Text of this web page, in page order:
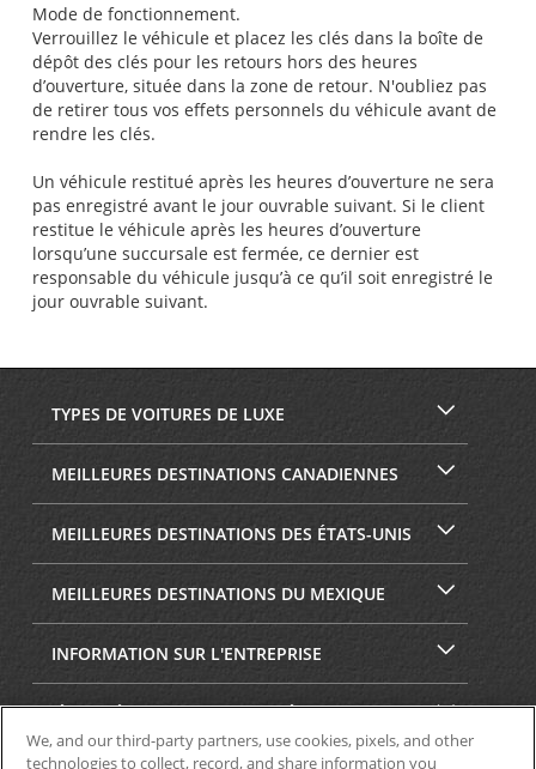
Mode de fonctionnement.
Verrouillez le véhicule et placez les clés dans la boîte de
dépôt des clés pour les retours hors des heures
d’ouverture, située dans la zone de retour. N'oubliez pas
de retirer tous vos effets personnels du véhicule avant de
rendre les clés.
Un véhicule restitué après les heures d’ouverture ne sera
pas enregistré avant le jour ouvrable suivant. Si le client
restitue le véhicule après les heures d’ouverture
lorsqu’une succursale est fermée, ce dernier est
responsable du véhicule jusqu’à ce qu’il soit enregistré le
jour ouvrable suivant.
TYPES DE VOITURES DE LUXE
MEILLEURES DESTINATIONS CANADIENNES
MEILLEURES DESTINATIONS DES ÉTATS-UNIS
MEILLEURES DESTINATIONS DU MEXIQUE
INFORMATION SUR L'ENTREPRISE
SÉCURITÉ ET CONFIDENTIALITÉ
We, and our third-party partners, use cookies, pixels, and other
technologies to collect, record, and share information you